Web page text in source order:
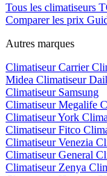
Tous les climatiseurs
Comparer les prix
Autres marques
Climatiseur Carrier
Midea Climatiseur
Climatiseur Samsung
Climatiseur Megalife
Climatiseur York
Climatiseur Fitco
Climatiseur Venezia
Climatiseur General
Climatiseur Zenya